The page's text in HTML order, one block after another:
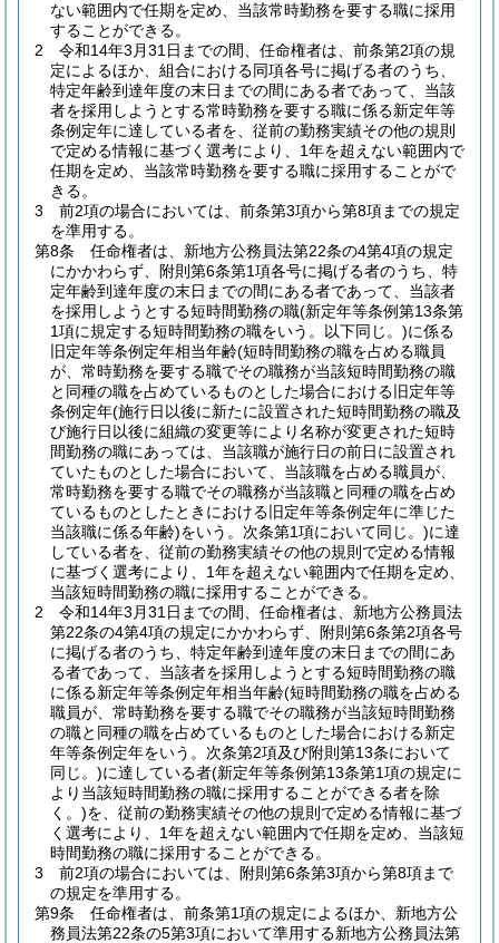
ない範囲内で任期を定め、当該常時勤務を要する職に採用
することができる。
2
令和14年3月31日までの間、任命権者は、前条第2項の規
定によるほか、組合における同項各号に掲げる者のうち、
特定年齢到達年度の末日までの間にある者であって、当該
者を採用しようとする常時勤務を要する職に係る新定年等
条例定年に達している者を、従前の勤務実績その他の規則
で定める情報に基づく選考により、1年を超えない範囲内で
任期を定め、当該常時勤務を要する職に採用することがで
きる。
3
前2項の場合においては、前条第3項から第8項までの規定
を準用する。
第8条
任命権者は、新地方公務員法第22条の4第4項の規定
にかかわらず、附則第6条第1項各号に掲げる者のうち、特
定年齢到達年度の末日までの間にある者であって、当該者
を採用しようとする短時間勤務の職(新定年等条例第13条第
1項に規定する短時間勤務の職をいう。以下同じ。)に係る
旧定年等条例定年相当年齢(短時間勤務の職を占める職員
が、常時勤務を要する職でその職務が当該短時間勤務の職
と同種の職を占めているものとした場合における旧定年等
条例定年(施行日以後に新たに設置された短時間勤務の職及
び施行日以後に組織の変更等により名称が変更された短時
間勤務の職にあっては、当該職が施行日の前日に設置され
ていたものとした場合において、当該職を占める職員が、
常時勤務を要する職でその職務が当該職と同種の職を占め
ているものとしたときにおける旧定年等条例定年に準じた
当該職に係る年齢)をいう。次条第1項において同じ。)に達
している者を、従前の勤務実績その他の規則で定める情報
に基づく選考により、1年を超えない範囲内で任期を定め、
当該短時間勤務の職に採用することができる。
2
令和14年3月31日までの間、任命権者は、新地方公務員法
第22条の4第4項の規定にかかわらず、附則第6条第2項各号
に掲げる者のうち、特定年齢到達年度の末日までの間にあ
る者であって、当該者を採用しようとする短時間勤務の職
に係る新定年等条例定年相当年齢(短時間勤務の職を占める
職員が、常時勤務を要する職でその職務が当該短時間勤務
の職と同種の職を占めているものとした場合における新定
年等条例定年をいう。次条第2項及び附則第13条において
同じ。)に達している者(新定年等条例第13条第1項の規定に
より当該短時間勤務の職に採用することができる者を除
く。)を、従前の勤務実績その他の規則で定める情報に基づ
く選考により、1年を超えない範囲内で任期を定め、当該短
時間勤務の職に採用することができる。
3
前2項の場合においては、附則第6条第3項から第8項まで
の規定を準用する。
第9条
任命権者は、前条第1項の規定によるほか、新地方公
務員法第22条の5第3項において準用する新地方公務員法第